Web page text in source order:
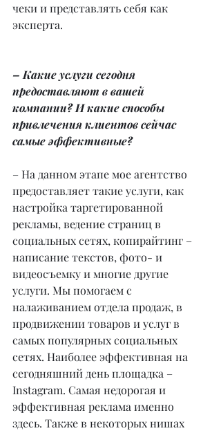
чеки и представлять себя как
эксперта.
– Какие услуги сегодня
предоставляют в вашей
компании? И какие способы
привлечения клиентов сейчас
самые эффективные?
– На данном этапе мое агентство
предоставляет такие услуги, как
настройка таргетированной
рекламы, ведение страниц в
социальных сетях, копирайтинг –
написание текстов, фото- и
видеосъемку и многие другие
услуги. Мы помогаем с
налаживанием отдела продаж, в
продвижении товаров и услуг в
самых популярных социальных
сетях. Наиболее эффективная на
сегодняшний день площадка –
Instagram. Самая недорогая и
эффективная реклама именно
здесь. Также в некоторых нишах